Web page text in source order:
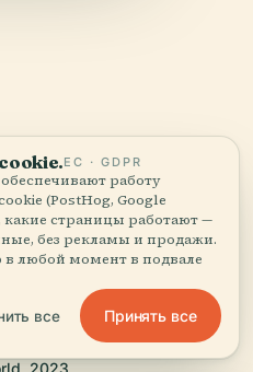
Audiala по
архитектурным архивам
2023,
ЕС · GDPR
работу
(PostHog, Google
страницы работают —
без рекламы и продажи.
любой момент в подвале
все Принять все